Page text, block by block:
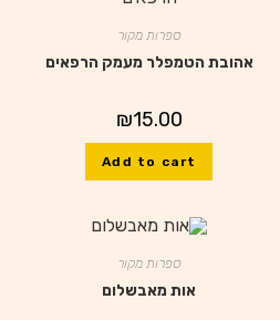
ספרות מקור
אהובת הטמפלר מעמק הרפאים
₪15.00
Add to cart
ספרות מקור
אות מאבשלום